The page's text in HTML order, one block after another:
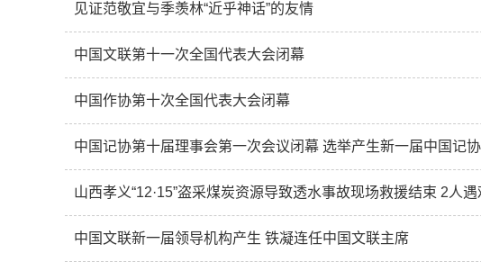
见证范敬宜与季羡林“近乎神话”的友情
中国文联第十一次全国代表大会闭幕
中国作协第十次全国代表大会闭幕
中国记协第十届理事会第一次会议闭幕 选举产生新一届中国记
山西孝义“12·15”盗采煤炭资源导致透水事故现场救援结束 2人遇
中国文联新一届领导机构产生 铁凝连任中国文联主席